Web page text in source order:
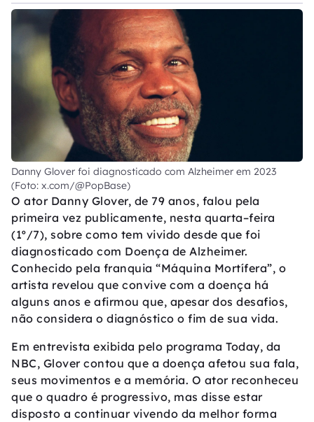
Danny Glover foi diagnosticado com Alzheimer em 2023
(Foto: x.com/@PopBase)
O ator Danny Glover, de 79 anos, falou pela
primeira vez publicamente, nesta quarta–feira
(1º/7), sobre como tem vivido desde que foi
diagnosticado com Doença de Alzheimer.
Conhecido pela franquia “Máquina Mortífera”, o
artista revelou que convive com a doença há
alguns anos e afirmou que, apesar dos desafios,
não considera o diagnóstico o fim de sua vida.
Em entrevista exibida pelo programa Today, da
NBC, Glover contou que a doença afetou sua fala,
seus movimentos e a memória. O ator reconheceu
que o quadro é progressivo, mas disse estar
disposto a continuar vivendo da melhor forma